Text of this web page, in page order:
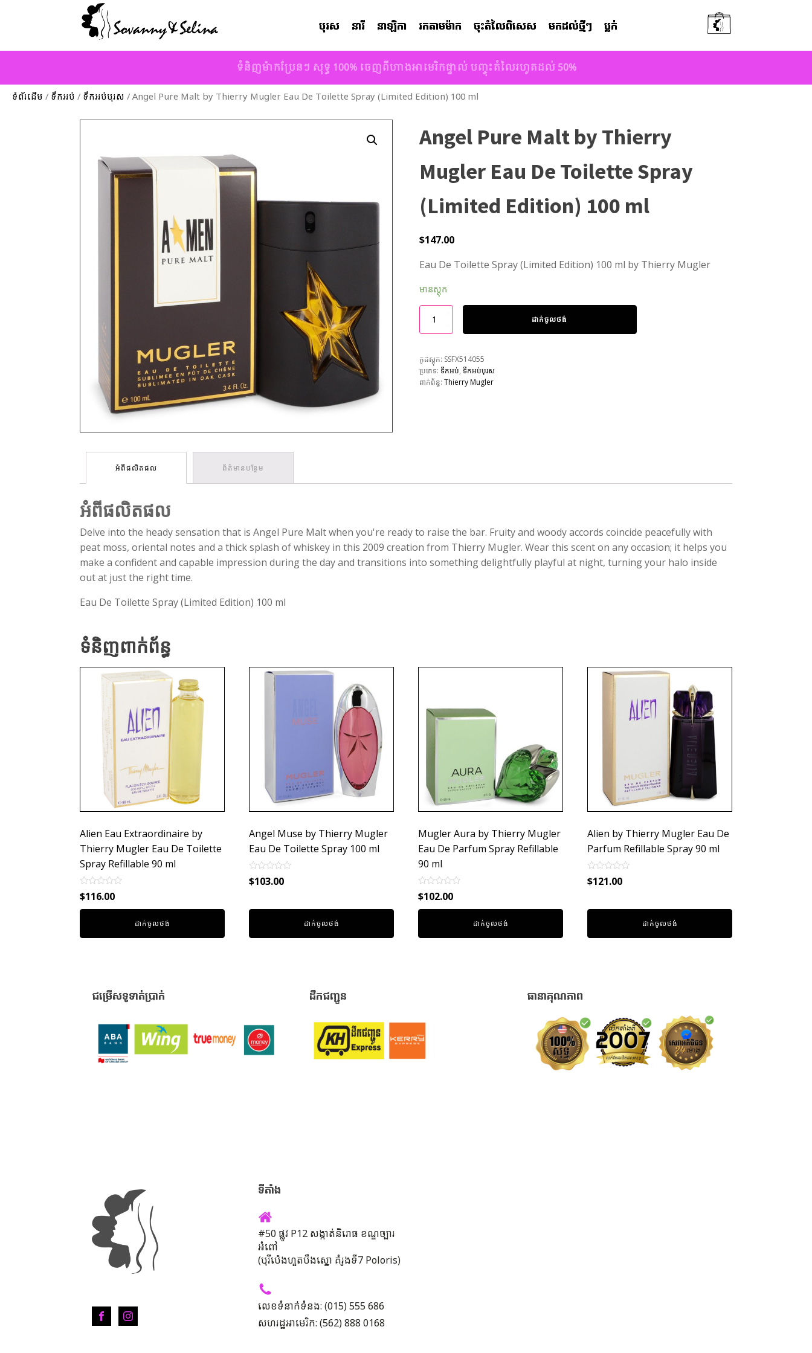
បុរស នារី នាឡិកា រកតាមម៉ាក ចុះតំលៃពិសេស មកដល់ថ្មីៗ ប្លក់
ទំនិញម៉ាកប្រែនៗ សុទ្ធ 100% ចេញពីហាងអាមេរិកផ្ទាល់ បញ្ចុះតំលៃរហូតដល់ 50%
ទំព័រដើម / ទឹកអប់ / ទឹកអប់បុរស / Angel Pure Malt by Thierry Mugler Eau De Toilette Spray (Limited Edition) 100 ml
Angel Pure Malt by Thierry
Mugler Eau De Toilette Spray
(Limited Edition) 100 ml
$147.00
Eau De Toilette Spray (Limited Edition) 100 ml by Thierry Mugler
មានស្តុក
ដាក់ចូលថង់
កូដស្តុក: SSFX514055
ប្រភេទ: ទឹកអប់, ទឹកអប់បុរស
ពាក់ព័ន្ធ: Thierry Mugler
អំពីផលិតផល ព័ត៌មានបន្ថែម
អំពីផលិតផល
Delve into the heady sensation that is Angel Pure Malt when you're ready to raise the bar. Fruity and woody accords coincide peacefully with
peat moss, oriental notes and a thick splash of whiskey in this 2009 creation from Thierry Mugler. Wear this scent on any occasion; it helps you
make a confident and capable impression during the day and transitions into something delightfully playful at night, turning your halo inside
out at just the right time.
Eau De Toilette Spray (Limited Edition) 100 ml
ទំនិញពាក់ព័ន្ធ
Alien Eau Extraordinaire by
Thierry Mugler Eau De Toilette
Spray Refillable 90 ml
Rated
0
out
$116.00
ដាក់ចូលថង់
Angel Muse by Thierry Mugler
Eau De Toilette Spray 100 ml
Rated
0
5
$103.00
ដាក់ចូលថង់
Mugler Aura by Thierry Mugler
Eau De Parfum Spray Refillable
90 ml
Rated
0
out
$102.00
ដាក់ចូលថង់
Alien by Thierry Mugler Eau De
Parfum Refillable Spray 90 ml
Rated
0
5
$121.00
ដាក់ចូលថង់
ជម្រើសទូទាត់ប្រាក់ ដឹកជញ្ជូន ធានាគុណភាព
ទីតាំង
#50 ផ្លូវ P12 សង្កាត់និរោធ ខណ្ឌច្បារ
អំពៅ
(បុរីប៉េងហួតបឹងស្នោ គំរូងទី7 Poloris)
លេខទំនាក់ទំនង: (015) 555 686
សហរដ្ឋអាមេរិក: (562) 888 0168